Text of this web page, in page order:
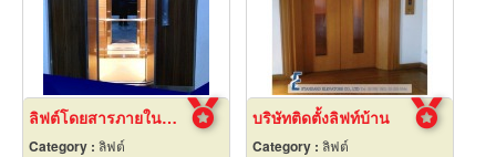
ลิฟต์โดยสารภายในบ้าน
Category : ลิฟต์
บริษัทติดตั้งลิฟท์บ้าน
Category :ลิฟต์